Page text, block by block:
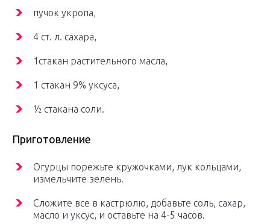
пучок укропа,
4 ст. л. сахара,
1стакан растительного масла,
1 стакан 9% уксуса,
½ стакана соли.
Приготовление
Огурцы порежьте кружочками, лук кольцами,
измельчите зелень.
Сложите все в кастрюлю, добавьте соль, сахар,
масло и уксус, и оставьте на 4-5 часов.